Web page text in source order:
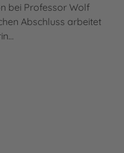
bei Professor Wolf
Abschluss arbeitet